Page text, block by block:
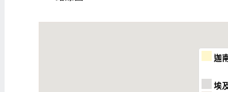
迦
埃